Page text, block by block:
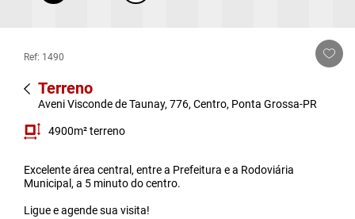
Ref: 1490
Terreno
Aveni Visconde de Taunay, 776, Centro, Ponta Grossa-PR
4900m² terreno
Excelente área central, entre a Prefeitura e a Rodoviária
Municipal, a 5 minuto do centro.
Ligue e agende sua visita!